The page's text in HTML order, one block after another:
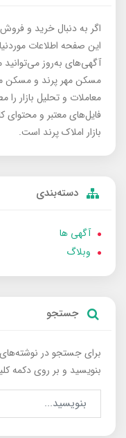
اگر به دنبال خرید و
این صفحه اطلاعات
آگهی‌های به‌روز
مسکن مهر پرند و مسکن
معاملات و تحلیل بازار
فایل‌های معتبر و محتوای
بازار املاک پرند است.
دسته‌بندی
آگهی ها
وبلاگ
جستجو
برای جستجو در
بنویسید و بر روی دکمه